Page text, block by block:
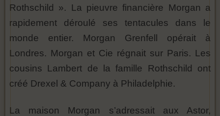
Rothschild ». La pieuvre financière Morgan a
rapidement déroulé ses tentacules dans le
monde entier. Morgan Grenfell opérait à
Londres. Morgan et Cie régnait sur Paris. Les
cousins Lambert de la famille Rothschild ont
créé Drexel & Company à Philadelphie.
La maison Morgan s’adressait aux Astor,